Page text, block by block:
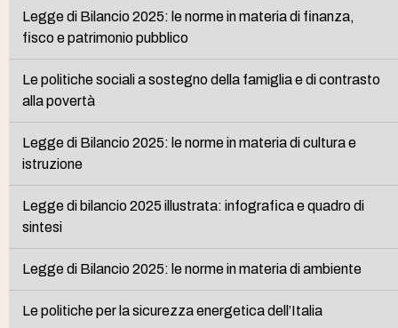
Legge di Bilancio 2025: le norme in materia di finanza,
fisco e patrimonio pubblico
Le politiche sociali a sostegno della famiglia e di contrasto
alla povertà
Legge di Bilancio 2025: le norme in materia di cultura e
istruzione
Legge di bilancio 2025 illustrata: infografica e quadro di
sintesi
Legge di Bilancio 2025: le norme in materia di ambiente
Le politiche per la sicurezza energetica dell’Italia